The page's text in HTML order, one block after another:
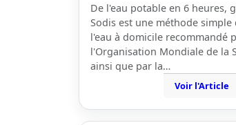
De l'eau potable en 6 heures,
Sodis est une méthode
l'eau à domicile recommandé
l'Organisation Mondiale de la
ainsi que par la…
Voir l'Article